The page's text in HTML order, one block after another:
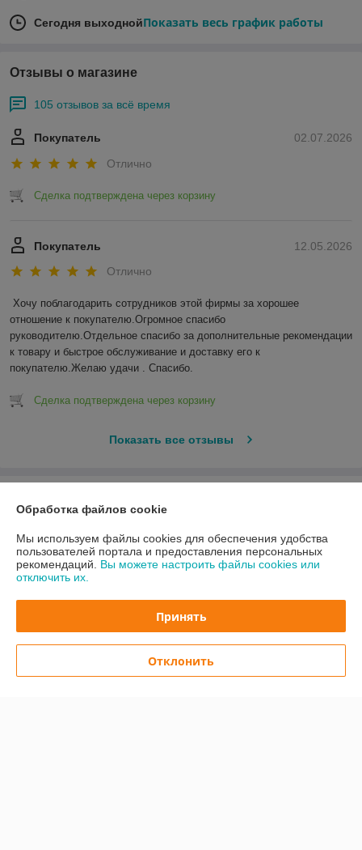
Сегодня выходнойПоказать весь график работы
Отзывы о магазине
105 отзывов за всё время
02.07.2026
Покупатель
Отлично
Сделка подтверждена через корзину
12.05.2026
Покупатель
Отлично
Хочу поблагодарить сотрудников этой фирмы за хорошее
отношение к покупателю.Огромное спасибо
руководителю.Отдельное спасибо за дополнительные рекомендации
к товару и быстрое обслуживание и доставку его к
покупателю.Желаю удачи . Спасибо.
Сделка подтверждена через корзину
Показать все отзывы
Контакты
Доставка и оплата
Полная версия сайта
Обработка файлов cookie
Мы используем файлы cookies для обеспечения удобства
пользователей портала и предоставления персональных
рекомендаций. Вы можете настроить файлы cookies или
отключить их.
Принять
Отклонить